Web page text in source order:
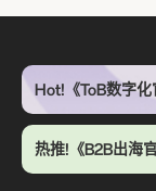
Hot!《ToB数字化
热推!《B2B出海